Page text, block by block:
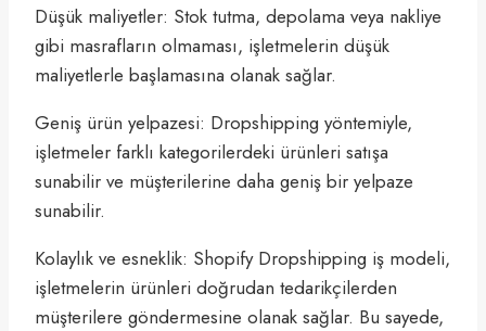
Düşük maliyetler: Stok tutma, depolama veya nakliye
gibi masrafların olmaması, işletmelerin düşük
maliyetlerle başlamasına olanak sağlar.
Geniş ürün yelpazesi: Dropshipping yöntemiyle,
işletmeler farklı kategorilerdeki ürünleri satışa
sunabilir ve müşterilerine daha geniş bir yelpaze
sunabilir.
Kolaylık ve esneklik: Shopify Dropshipping iş modeli,
işletmelerin ürünleri doğrudan tedarikçilerden
müşterilere göndermesine olanak sağlar. Bu sayede,